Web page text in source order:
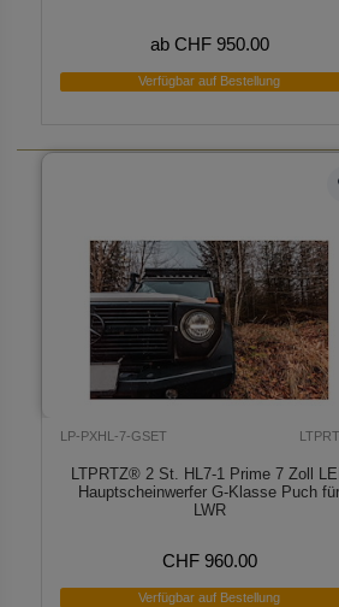
ab CHF 950.00
Verfügbar auf Bestellung
LP-PXHL-7-GSET
LTPRTZ® 2 St. HL7-1 Prime 7 Zoll
Hauptscheinwerfer G-Klasse Puch für
LWR
CHF 960.00
Verfügbar auf Bestellung